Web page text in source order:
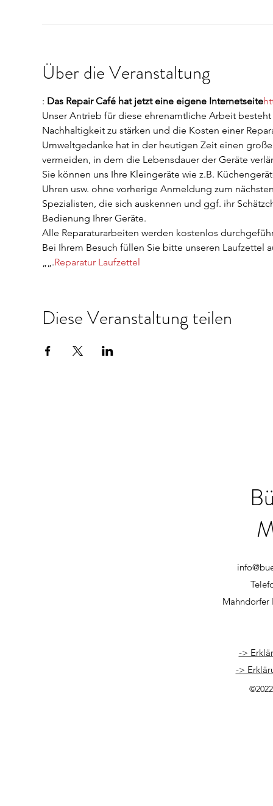
Über die Veranstaltung
: Das Repair Café hat jetzt eine eigene Internetseite
Unser Antrieb für diese ehrenamtliche Arbeit
Nachhaltigkeit zu stärken und die Kosten einer
Umweltgedanke hat in der heutigen Zeit einen
vermeiden, in dem die Lebensdauer der Geräte
Sie können uns Ihre Kleingeräte wie z.B.
Uhren usw. ohne vorherige Anmeldung zum
Spezialisten, die sich auskennen und ggf. ihr
Bedienung Ihrer Geräte.
Alle Reparaturarbeiten werden kostenlos
Bei Ihrem Besuch füllen Sie bitte unseren Laufzettel
„.Reparatur Laufzettel
Diese Veranstaltung teilen
Mahndorfer
->
->